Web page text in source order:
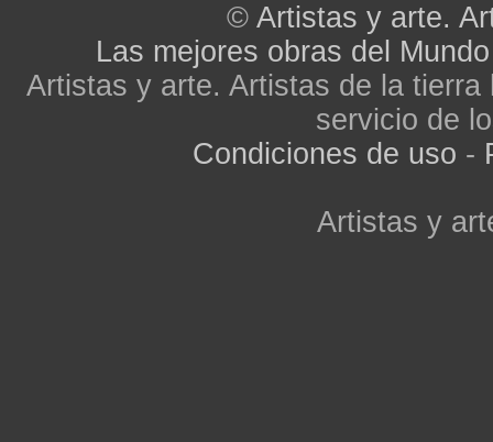
© Artistas y arte.
Las mejores obras del Mundo
Artistas y arte. Artistas de la
servicio de
Condiciones de uso -
Artistas y